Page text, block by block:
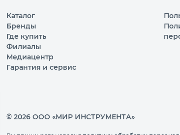
Каталог
Бренды
Где купить
Филиалы
Медиацентр
Гарантия и сервис
© 2026 ООО «МИР ИНСТРУМЕНТА»